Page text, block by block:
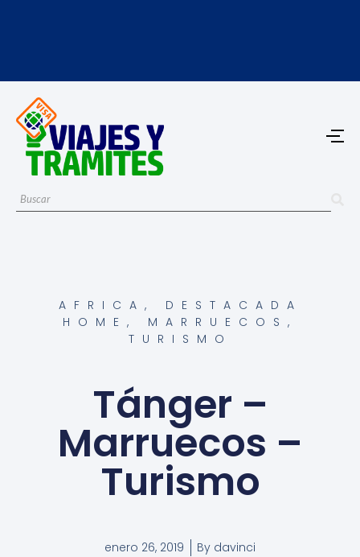
AFRICA , DESTACADA
HOME , MARRUECOS ,
TURISMO
Tánger –
Marruecos –
Turismo
enero 26, 2019 By davinci